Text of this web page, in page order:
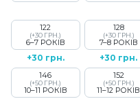
122
(+30 ГРН.)
6–7 РОКІВ
+30 грн.
128
(+30 ГРН.)
7–8 РОКІВ
+30 грн.
146
(+50 ГРН.)
10–11 РОКІВ
152
(+50 ГРН.)
11–12 РОКІВ